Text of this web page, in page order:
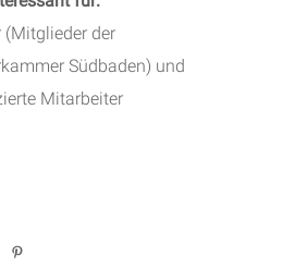
(Mitglieder der
Südbaden) und
Mitarbeiter